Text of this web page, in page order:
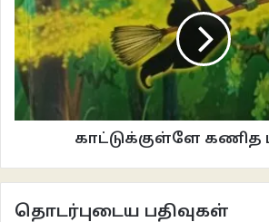
இடையிலான உறவுகள் அதிகாரப்பூர்வமாக
மதிப்பை இழந்ததும், பல
இழந்தனர். கடைசியில் நான் மட்டுமே எனது
இருந்தேன். என் விருப்பம் உத்தியோகம் சார்ந்ததோ
சார்ந்ததோ அல்ல என்பது காரணமாக
கடிதத் தொடர்புக்கு மட்டும் அனுமதி
காட்டுக்குள்ளே கணித
தொடர்புடைய பதிவுகள்